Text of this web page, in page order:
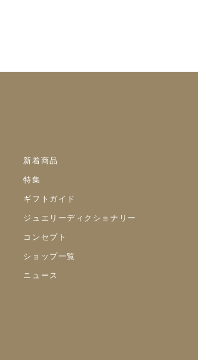
新着商品
特集
ギフトガイド
ジュエリーディクショナリー
コンセプト
ショップ一覧
ニュース